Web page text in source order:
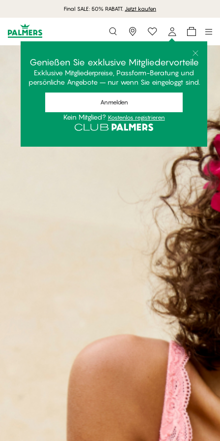
Final SALE: 50% RABATT. Jetzt kaufen
Storefinder
Genießen Sie exklusive Mitgliedervorteile
Exklusive Mitgliederpreise, Passform-Beratung und
persönliche Angebote – nur wenn Sie eingeloggt sind.
Anmelden
Kein Mitglied? Kostenlos registrieren